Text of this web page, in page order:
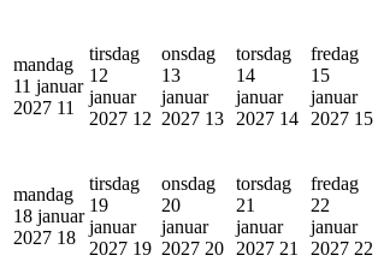
mandag
11 januar
2027 11
tirsdag
12
januar
2027 12
onsdag
13
januar
2027 13
torsdag
14
januar
2027 14
fredag
15
januar
2027 15
mandag
18 januar
2027 18
tirsdag
19
januar
2027 19
onsdag
20
januar
2027 20
torsdag
21
januar
2027 21
fredag
22
januar
2027 22